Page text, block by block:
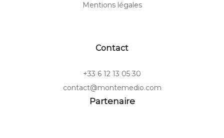
Mentions légales
Contact
+33 6 12 13 05 30
contact@montemedio.com
Partenaire